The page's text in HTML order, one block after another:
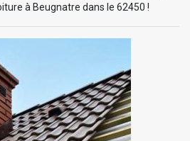
à Beugnatre dans le 62450 !